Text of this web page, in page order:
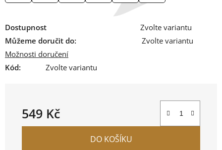
Dostupnost
Zvolte variantu
Můžeme doručit do:
Zvolte variantu
Možnosti doručení
Kód:
Zvolte variantu
549 Kč
Měrná cena:
DO KOŠÍKU